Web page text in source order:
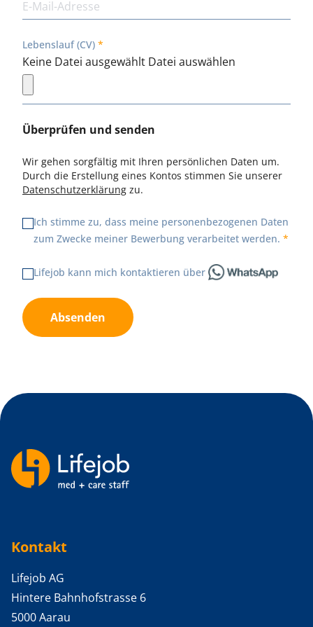
Lebenslauf (CV)
Keine Datei ausgewählt Datei auswählen
Überprüfen und senden
Wir gehen sorgfältig mit Ihren persönlichen Daten um.
Durch die Erstellung eines Kontos stimmen Sie unserer
Datenschutzerklärung zu.
Ich stimme zu, dass meine personenbezogenen Daten
zum Zwecke meiner Bewerbung verarbeitet werden.
Lifejob kann mich kontaktieren über
Absenden
Kontakt
Lifejob AG
Hintere Bahnhofstrasse 6
5000 Aarau
Backlinks